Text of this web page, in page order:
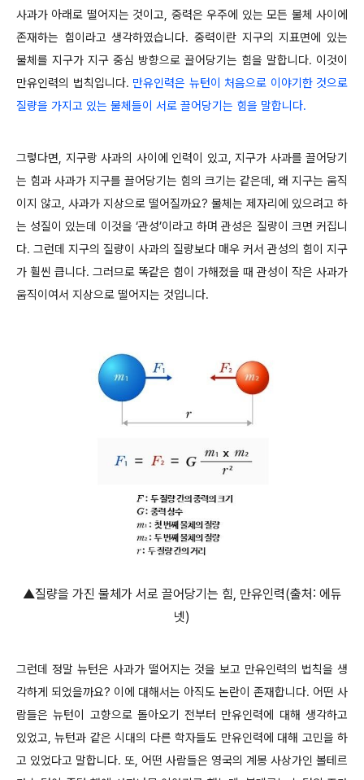
사과가 아래로 떨어지는 것이고, 중력은 우주에 있는 모든 물체 사이에
존재하는 힘이라고 생각하였습니다. 중력이란 지구의 지표면에 있는
물체를 지구가 지구 중심 방향으로 끌어당기는 힘을 말합니다. 이것이
만유인력의 법칙입니다. 만유인력은 뉴턴이 처음으로 이야기한 것으로
질량을 가지고 있는 물체들이 서로 끌어당기는 힘을 말합니다.
그렇다면, 지구랑 사과의 사이에 인력이 있고, 지구가 사과를 끌어당기
는 힘과 사과가 지구를 끌어당기는 힘의 크기는 같은데, 왜 지구는 움직
이지 않고, 사과가 지상으로 떨어질까요? 물체는 제자리에 있으려고 하
는 성질이 있는데 이것을 ‘관성’이라고 하며 관성은 질량이 크면 커집니
다. 그런데 지구의 질량이 사과의 질량보다 매우 커서 관성의 힘이 지구
가 휠씬 큽니다. 그러므로 똑같은 힘이 가해졌을 때 관성이 작은 사과가
움직이여서 지상으로 떨어지는 것입니다.
▲질량을 가진 물체가 서로 끌어당기는 힘, 만유인력(출처: 에듀
넷)
그런데 정말 뉴턴은 사과가 떨어지는 것을 보고 만유인력의 법칙을 생
각하게 되었을까요? 이에 대해서는 아직도 논란이 존재합니다. 어떤 사
람들은 뉴턴이 고향으로 돌아오기 전부터 만유인력에 대해 생각하고
있었고, 뉴턴과 같은 시대의 다른 학자들도 만유인력에 대해 고민을 하
고 있었다고 말합니다. 또, 어떤 사람들은 영국의 계몽 사상가인 볼테르